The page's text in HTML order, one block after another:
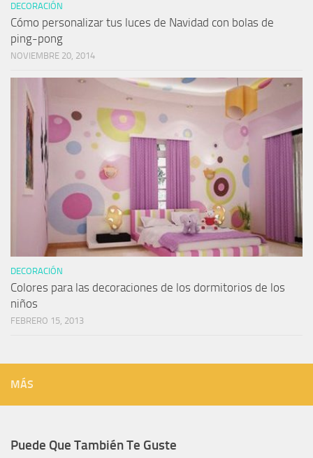
DECORACIÓN
Cómo personalizar tus luces de Navidad con bolas de
ping-pong
NOVIEMBRE 20, 2014
DECORACIÓN
Colores para las decoraciones de los dormitorios de los
niños
FEBRERO 15, 2013
MÁS
Puede Que También Te Guste